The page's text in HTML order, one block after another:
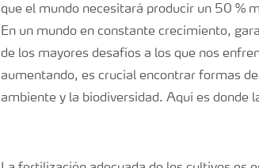
que el mundo necesitará producir un 50 %
En un mundo en constante crecimiento,
de los mayores desafíos a los que nos
aumentando, es crucial encontrar formas
ambiente y la biodiversidad. Aquí es donde